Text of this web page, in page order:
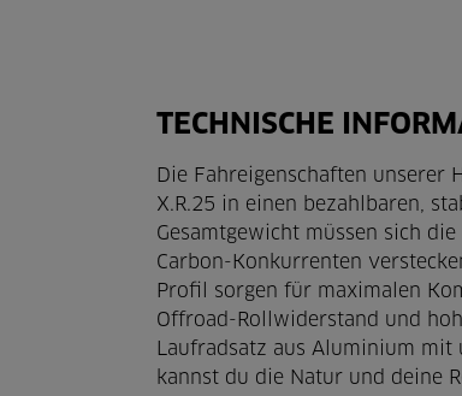
TECHNISCHE
Die Fahreigenschaften unserer
X.R.25 in einen bezahlbaren,
Gesamtgewicht müssen sich
Carbon-Konkurrenten
Profil sorgen für maximalen
Offroad-Rollwiderstand und
Laufradsatz aus Aluminium mit
kannst du die Natur und deine